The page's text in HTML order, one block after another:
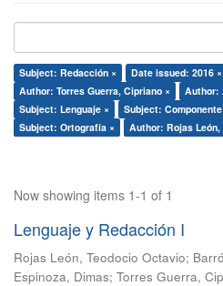
Subject: Redacción × Date issued: 2016 ×
Author: Torres Guerra, Cipriano ×
Author:
Subject: Lenguaje ×
Subject:
Subject: Ortografía ×
Author: Rojas León,
Now showing items 1-1 of 1
Lenguaje y Redacción I
Rojas León, Teodocio Octavio;
Espinoza, Dimas; Torres Guerra,